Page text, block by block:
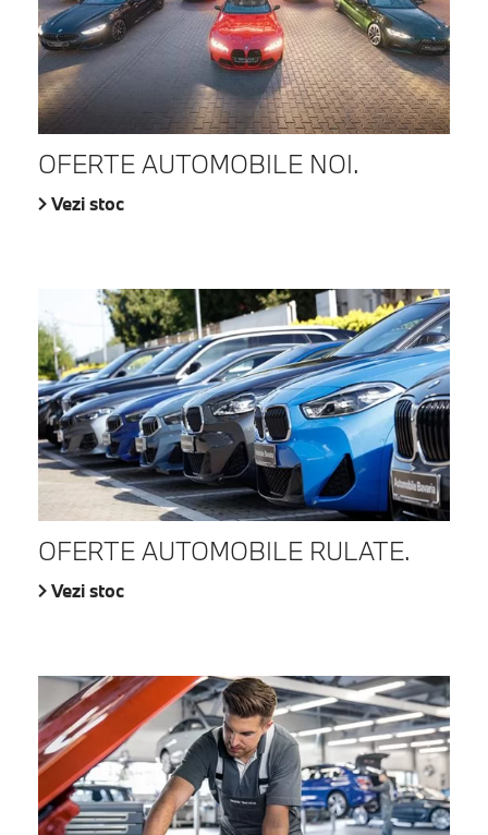
OFERTE AUTOMOBILE NOI.
Vezi stoc
OFERTE AUTOMOBILE RULATE.
Vezi stoc